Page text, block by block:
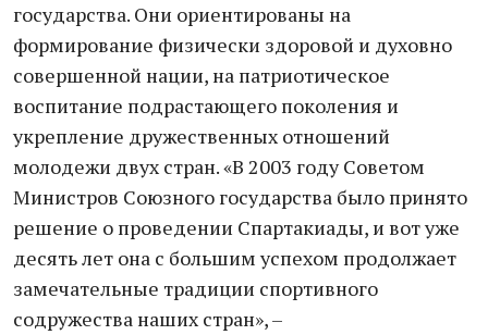
государства. Они ориентированы на
формирование физически здоровой и духовно
совершенной нации, на патриотическое
воспитание подрастающего поколения и
укрепление дружественных отношений
молодежи двух стран. «В 2003 году Советом
Министров Союзного государства было принято
решение о проведении Спартакиады, и вот уже
десять лет она с большим успехом продолжает
замечательные традиции спортивного
содружества наших стран», –